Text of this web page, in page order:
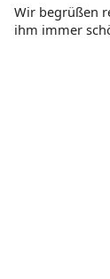
Wir begrüßen
ihm immer